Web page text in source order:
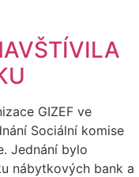
GIZEF ve
Sociální komise
Jednání bylo
nábytkových bank a